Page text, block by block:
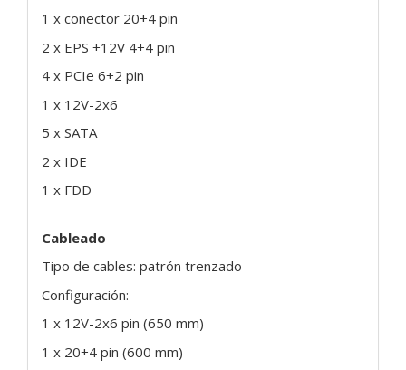
1 x conector 20+4 pin
2 x EPS +12V 4+4 pin
4 x PCIe 6+2 pin
1 x 12V-2x6
5 x SATA
2 x IDE
1 x FDD
Cableado
Tipo de cables: patrón trenzado
Configuración:
1 x 12V-2x6 pin (650 mm)
1 x 20+4 pin (600 mm)